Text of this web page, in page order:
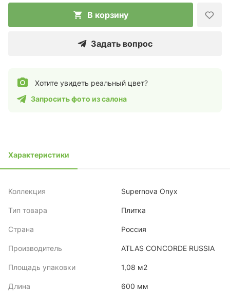
В корзину
Задать вопрос
Хотите увидеть реальный цвет?
Запросить фото из салона
Характеристики
Коллекция Supernova Onyx
Тип товара Плитка
Страна Россия
Производитель ATLAS CONCORDE RUSSIA
Площадь упаковки 1,08 м2
Длина 600 мм